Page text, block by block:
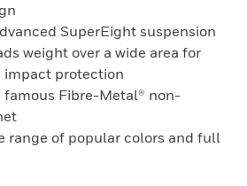
SuperEight suspension
weight over a wide area for
impact protection
famous Fibre-Metal® non-
range of popular colors and full